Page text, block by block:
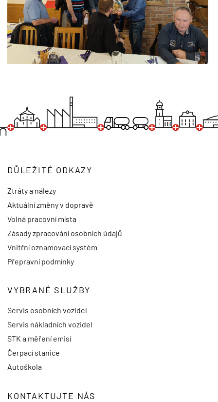
DŮLEŽITÉ ODKAZY
Ztráty a nálezy
Aktuální změny v dopravě
Volná pracovní místa
Zásady zpracování osobních údajů
Vnitřní oznamovací systém
Přepravní podmínky
VYBRANÉ SLUŽBY
Servis osobních vozidel
Servis nákladních vozidel
STK a měření emisí
Čerpací stanice
Autoškola
KONTAKTUJTE NÁS